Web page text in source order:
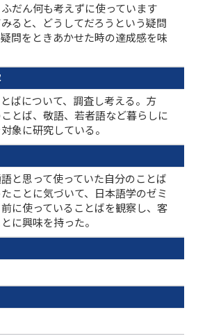
だん何も考えずに使っています
ると、どうしてだろうという疑問
問をときあかせた時の達成感を味
ばについて、調査し考える。方
とば、敬語、若者語など暮らしに
象に研究している。
と思って使っていた自分のことば
ことに気づいて、日本語学のゼミ
に使っていることばを観察し、客
に興味を持った。